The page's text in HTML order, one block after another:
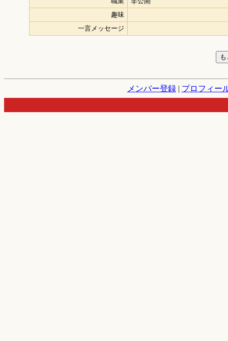
趣味
一言メッセージ
メンバー登録| プロフィー